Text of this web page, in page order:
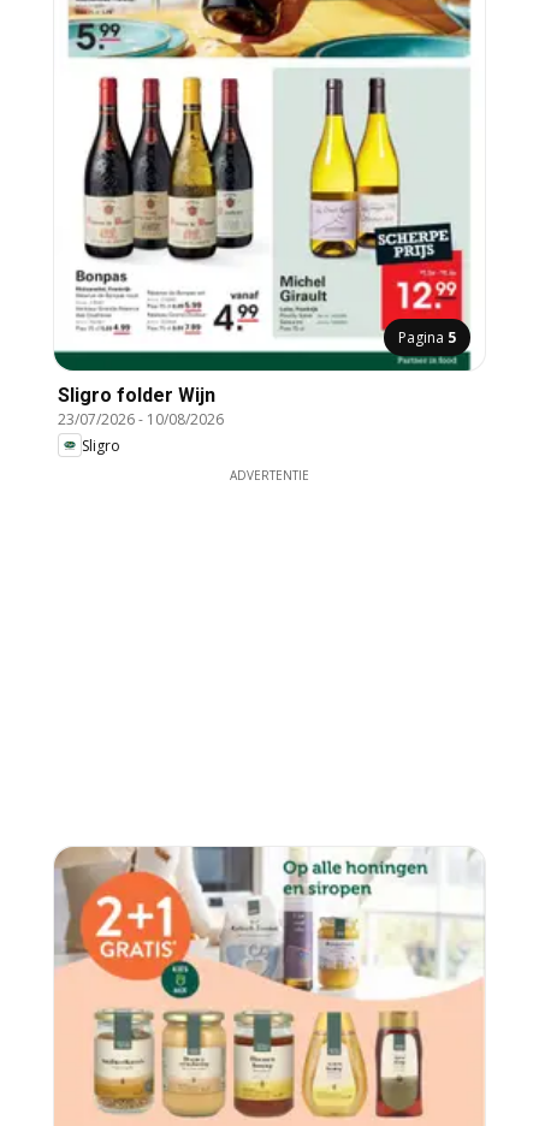
Pagina 5
Sligro folder Wijn
23/07/2026- 10/08/2026
Sligro
ADVERTENTIE